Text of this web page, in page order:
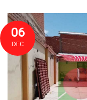
06
DEC